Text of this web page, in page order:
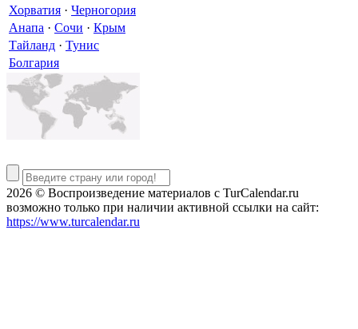
Хорватия · Черногория
Анапа · Сочи · Крым
Тайланд · Тунис
Болгария
2026 © Воспроизведение материалов c TurCalendar.ru
возможно только при наличии активной ссылки на сайт:
https://www.turcalendar.ru